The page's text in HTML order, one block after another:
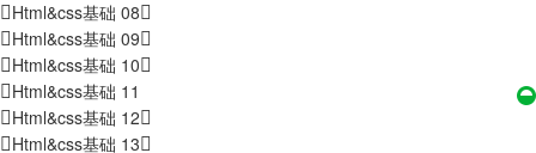
Html&css基础 08
Html&css基础 09
Html&css基础 10
Html&css基础 11
Html&css基础 12
Html&css基础 13